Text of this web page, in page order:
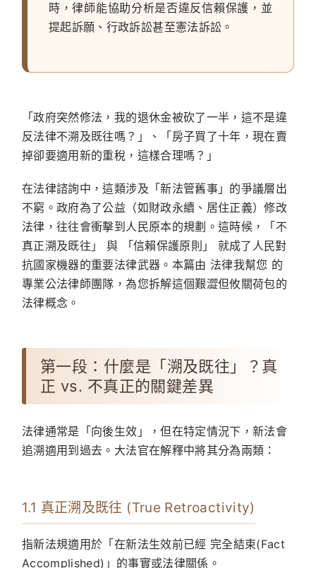
時，律師能協助分析是否違反信賴保護，並
提起訴願、行政訴訟甚至憲法訴訟。
「政府突然修法，我的退休金被砍了一半，這不是違
反法律不溯及既往嗎？」、「房子買了十年，現在賣
掉卻要適用新的重稅，這樣合理嗎？」
在法律諮詢中，這類涉及「新法管舊事」的爭議層出
不窮。政府為了公益（如財政永續、居住正義）修改
法律，往往會衝擊到人民原本的規劃。這時候，
「不
真正溯及既往」
與 「信賴保護原則」
就成了人民對
抗國家機器的重要法律武器。本篇由 法律我幫您 的
專業公法律師團隊，為您拆解這個艱澀但攸關荷包的
法律概念。
第一段：什麼是「溯及既往」？真
正 vs. 不真正的關鍵差異
法律通常是「向後生效」，但在特定情況下，新法會
追溯適用到過去。大法官在解釋中將其分為兩類：
1.1 真正溯及既往 (True Retroactivity)
指新法規適用於「在新法生效前已經 完全結束(Fact
Accomplished)」的事實或法律關係。